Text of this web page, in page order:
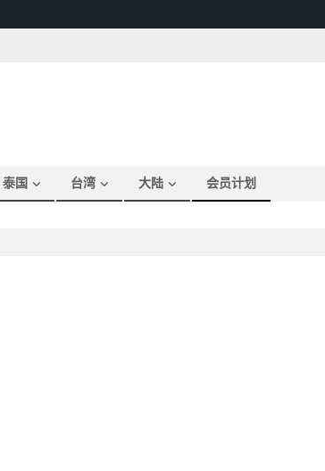
泰国 台湾 大陆 会员计划